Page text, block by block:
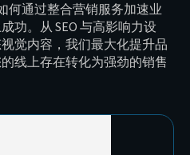
何通过整合营销服务加速业
功。从 SEO 与高影响力设
觉内容，我们最大化提升品
线上存在转化为强劲的销售